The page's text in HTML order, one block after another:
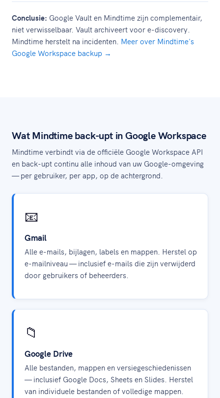
Conclusie: Google Vault en Mindtime zijn complementair,
niet verwisselbaar. Vault archiveert voor e-discovery.
Mindtime herstelt na incidenten. Meer over Mindtime's
Google Workspace backup →
Wat Mindtime back-upt in Google Workspace
Mindtime verbindt via de officiële Google Workspace API
en back-upt continu alle inhoud van uw Google-omgeving
— per gebruiker, per app, op de achtergrond.
📧
Gmail
Alle e-mails, bijlagen, labels en mappen. Herstel op
e-mailniveau — inclusief e-mails die zijn verwijderd
door gebruikers of beheerders.
📁
Google Drive
Alle bestanden, mappen en versiegeschiedenissen
— inclusief Google Docs, Sheets en Slides. Herstel
van individuele bestanden of volledige mappen.